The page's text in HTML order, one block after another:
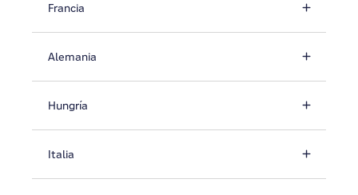
Francia
Alemania
Hungría
Italia